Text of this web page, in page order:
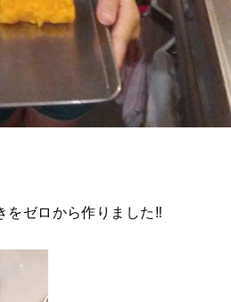
ゼロから作りました‼️